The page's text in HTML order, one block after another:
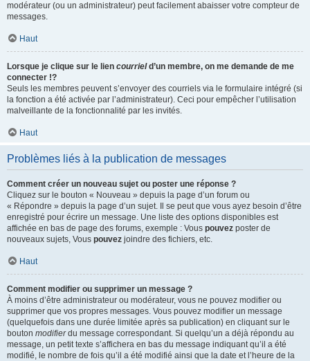
modérateur (ou un administrateur) peut facilement abaisser votre compteur de
messages.
Haut
Lorsque je clique sur le lien courrield’un membre, on me demande de me
connecter !?
Seuls les membres peuvent s’envoyer des courriels via le formulaire intégré (si
la fonction a été activée par l’administrateur). Ceci pour empêcher l’utilisation
malveillante de la fonctionnalité par les invités.
Haut
Problèmes liés à la publication de messages
Comment créer un nouveau sujet ou poster une réponse ?
Cliquez sur le bouton « Nouveau » depuis la page d’un forum ou
« Répondre » depuis la page d’un sujet. Il se peut que vous ayez besoin d’être
enregistré pour écrire un message. Une liste des options disponibles est
affichée en bas de page des forums, exemple : Vous pouvez poster de
nouveaux sujets, Vous pouvez joindre des fichiers, etc.
Haut
Comment modifier ou supprimer un message ?
À moins d’être administrateur ou modérateur, vous ne pouvez modifier ou
supprimer que vos propres messages. Vous pouvez modifier un message
(quelquefois dans une durée limitée après sa publication) en cliquant sur le
bouton modifierdu message correspondant. Si quelqu’un a déjà répondu au
message, un petit texte s’affichera en bas du message indiquant qu’il a été
modifié, le nombre de fois qu’il a été modifié ainsi que la date et l’heure de la